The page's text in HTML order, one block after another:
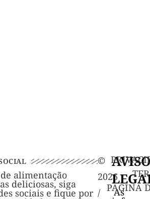
alimentação
deliciosas, siga
sociais e fique por
©️
2026
/ PAGINA
As